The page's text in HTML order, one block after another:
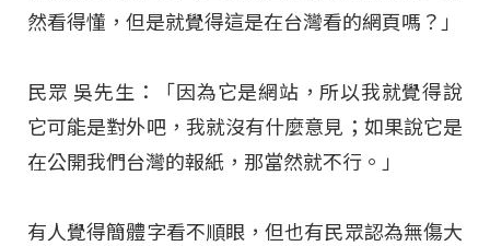
然看得懂，但是就覺得這是在台灣看的網頁嗎？」
民眾 吳先生：「因為它是網站，所以我就覺得說
它可能是對外吧，我就沒有什麼意見；如果說它是
在公開我們台灣的報紙，那當然就不行。」
有人覺得簡體字看不順眼，但也有民眾認為無傷大